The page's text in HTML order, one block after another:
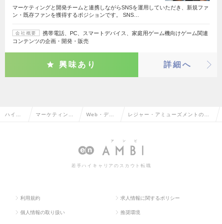
マーケティングと開発チームと連携しながらSNSを運用していただき、新規ファ
ン・既存ファンを獲得するポジションです。 SNS…
会社概要
携帯電話、PC、スマートデバイス、家庭用ゲーム機向けゲーム関連
コンテンツの企画・開発・販売
興味あり 詳細へ
ハイク マーケティン Web・デジ
ティング
レジャー・アミューズメントのW
職・求人情報一覧
若手ハイキャリアのスカウト転職
利用規約 求人情報に関するポリシー
個人情報の取り扱い 推奨環境